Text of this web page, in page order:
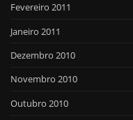
Fevereiro 2011
Janeiro 2011
Dezembro 2010
Novembro 2010
Outubro 2010